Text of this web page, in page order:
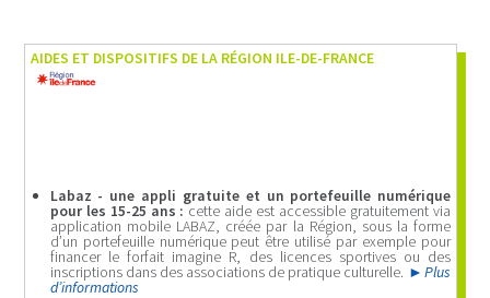
AIDES ET DISPOSITIFS DE LA RÉGION ILE-DE-FRANCE
Labaz - une appli gratuite et un portefeuille numérique
pour les 15-25 ans :cette aide est accessible gratuitement via
application mobile LABAZ, créée par la Région, sous la forme
d’un portefeuille numérique peut être utilisé par exemple pour
financer le forfait imagine R, des licences sportives ou des
inscriptions dans des associations de pratique culturelle. Plus
d’informations